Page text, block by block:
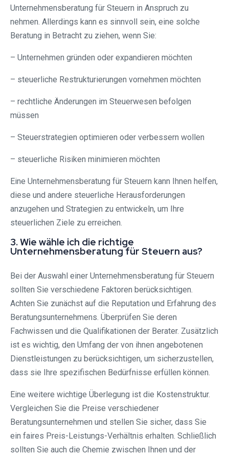
Unternehmensberatung für Steuern in Anspruch zu
nehmen. Allerdings kann es sinnvoll sein, eine solche
Beratung in Betracht zu ziehen, wenn Sie:
– Unternehmen gründen oder expandieren möchten
– steuerliche Restrukturierungen vornehmen möchten
– rechtliche Änderungen im Steuerwesen befolgen
müssen
– Steuerstrategien optimieren oder verbessern wollen
– steuerliche Risiken minimieren möchten
Eine Unternehmensberatung für Steuern kann Ihnen helfen,
diese und andere steuerliche Herausforderungen
anzugehen und Strategien zu entwickeln, um Ihre
steuerlichen Ziele zu erreichen.
3. Wie wähle ich die richtige
Unternehmensberatung für Steuern aus?
Bei der Auswahl einer Unternehmensberatung für Steuern
sollten Sie verschiedene Faktoren berücksichtigen.
Achten Sie zunächst auf die Reputation und Erfahrung des
Beratungsunternehmens. Überprüfen Sie deren
Fachwissen und die Qualifikationen der Berater. Zusätzlich
ist es wichtig, den Umfang der von ihnen angebotenen
Dienstleistungen zu berücksichtigen, um sicherzustellen,
dass sie Ihre spezifischen Bedürfnisse erfüllen können.
Eine weitere wichtige Überlegung ist die Kostenstruktur.
Vergleichen Sie die Preise verschiedener
Beratungsunternehmen und stellen Sie sicher, dass Sie
ein faires Preis-Leistungs-Verhältnis erhalten. Schließlich
sollten Sie auch die Chemie zwischen Ihnen und der